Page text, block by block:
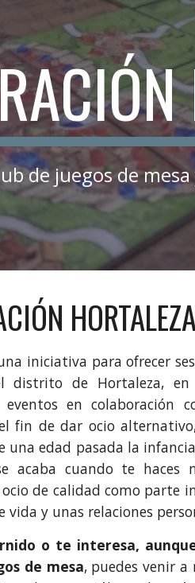
de juegos de
iniciativa para ofrecer
distrito de Hortaleza, en
eventos en colaboración
fin de dar ocio
una edad pasada la
acaba cuando te haces
de calidad como parte
y unas relaciones
o te interesa,
de mesa, puedes venir a